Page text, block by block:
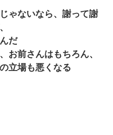
ゃないなら、謝って謝
だ
お前さんはもちろん、
立場も悪くなる